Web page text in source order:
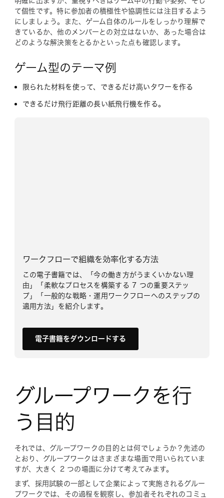
て個性です。特に参加者の積極性や協調性には注目するよう
にしましょう。また、ゲーム自体のルールをしっかり理解で
きているか、他のメンバーとの対立はないか、あった場合は
どのような解決策をとるかといった点も確認します。
ゲーム型のテーマ例
限られた材料を使って、できるだけ高いタワーを作る
できるだけ飛行距離の長い紙飛行機を作る。
ワークフローで組織を効率化する方法
この電子書籍では、「今の働き方がうまくいかない理
由」「柔軟なプロセスを構築する 7 つの重要ステッ
プ」「一般的な戦略・運用ワークフローへのステップの
適用方法」を紹介します。
電子書籍をダウンロードする
グループワークを行
う目的
それでは、グループワークの目的とは何でしょうか？先述の
とおり、グループワークはさまざまな場面で用いられていま
すが、大きく 2 つの場面に分けて考えてみます。
まず、採用試験の一部として企業によって実施されるグルー
プワークでは、その過程を観察し、参加者それぞれのコミュ